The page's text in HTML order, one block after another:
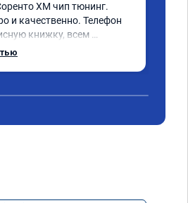
XM чип тюнинг.
и качественно. Телефон
книжку, всем
вот поеду в ближайшее